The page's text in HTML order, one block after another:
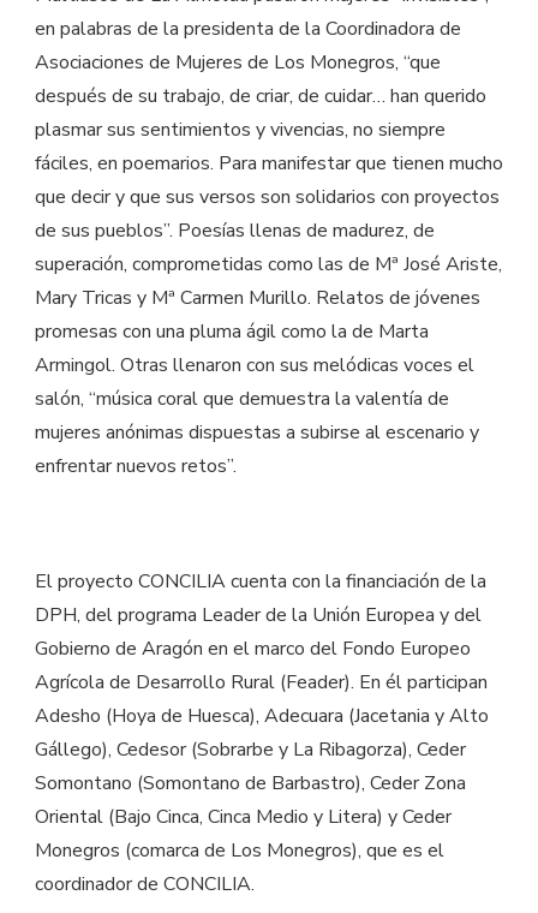
en palabras de la presidenta de la Coordinadora de
Asociaciones de Mujeres de Los Monegros, “que
después de su trabajo, de criar, de cuidar… han querido
plasmar sus sentimientos y vivencias, no siempre
fáciles, en poemarios. Para manifestar que tienen mucho
que decir y que sus versos son solidarios con proyectos
de sus pueblos”. Poesías llenas de madurez, de
superación, comprometidas como las de Mª José Ariste,
Mary Tricas y Mª Carmen Murillo. Relatos de jóvenes
promesas con una pluma ágil como la de Marta
Armingol. Otras llenaron con sus melódicas voces el
salón, “música coral que demuestra la valentía de
mujeres anónimas dispuestas a subirse al escenario y
enfrentar nuevos retos”.
El proyecto CONCILIA cuenta con la financiación de la
DPH, del programa Leader de la Unión Europea y del
Gobierno de Aragón en el marco del Fondo Europeo
Agrícola de Desarrollo Rural (Feader). En él participan
Adesho (Hoya de Huesca), Adecuara (Jacetania y Alto
Gállego), Cedesor (Sobrarbe y La Ribagorza), Ceder
Somontano (Somontano de Barbastro), Ceder Zona
Oriental (Bajo Cinca, Cinca Medio y Litera) y Ceder
Monegros (comarca de Los Monegros), que es el
coordinador de CONCILIA.